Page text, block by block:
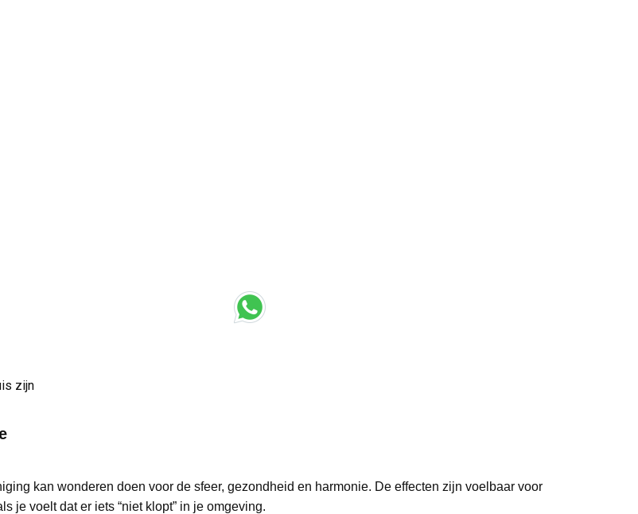
zijn
kan wonderen doen voor de sfeer, gezondheid en harmonie. De effecten zijn voelbaar voor
je voelt dat er iets “niet klopt” in je omgeving.